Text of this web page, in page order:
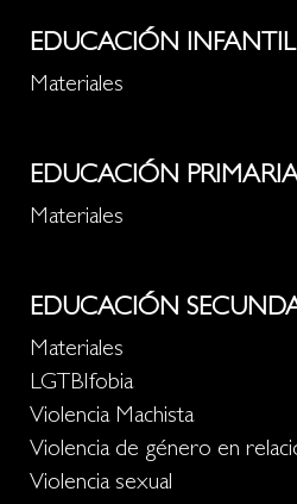
EDUCACIÓN INFANTIL
Materiales
EDUCACIÓN
Materiales
EDUCACIÓN
Materiales
LGTBIfobia
Violencia Machista
Violencia de género en
Violencia sexual